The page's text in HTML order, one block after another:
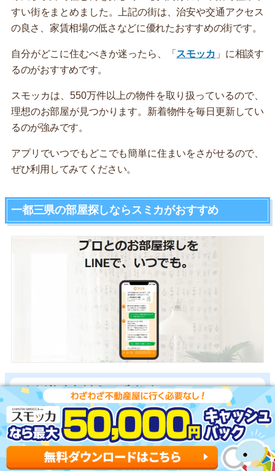
すい街をまとめました。上記の街は、治安や交通アクセス
の良さ、家賃相場の低さなどに優れたおすすめの街です。
自分がどこに住むべきか迷ったら、「 スモッカ 」に相談す
るのがおすすめです。
スモッカは、550万件以上の物件を取り扱っているので、
理想のお部屋が見つかります。新着物件を毎日更新してい
るのが強みです。
アプリでいつでもどこでも簡単に住まいをさがせるので、
ぜひ利用してみてください。
一都三県の部屋探しならスミカがおすすめ
スミカがおすすめな3つのポイント
一都三県ほぼ全ての物件を用意
早朝から深夜まで相談可能
ネットにない物件をタイムリーに紹介